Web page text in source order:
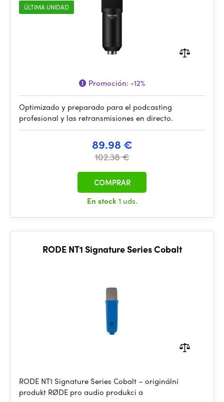
ÚLTIMA UNIDAD
Promoción: -12%
Optimizado y preparado para el podcasting
profesional y las retransmisiones en directo.
89.98 €
102.38 €
En stock1 uds.
COMPRAR
RODE NT1 Signature Series Cobalt
RODE NT1 Signature Series Cobalt – originální
produkt RØDE pro audio produkci a